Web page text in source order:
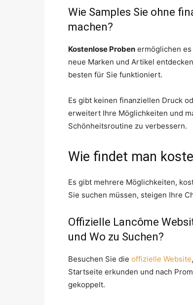
Wie Samples Sie ohne
machen?
Kostenlose Proben ermöglichen
neue Marken und Artikel
besten für Sie funktioniert.
Es gibt keinen finanziellen Druck
erweitert Ihre Möglichkeiten und
Schönheitsroutine zu verbessern.
Wie findet man
Es gibt mehrere Möglichkeiten,
Sie suchen müssen, steigen Ihre
Offizielle Lancôme
und Wo zu Suchen?
Besuchen Sie die offizielle Website
Startseite erkunden und nach
gekoppelt.